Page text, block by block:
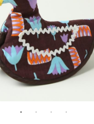
て夏季休業とさせていた
が8月17日以降にさせてい
ご了承くださいますよう